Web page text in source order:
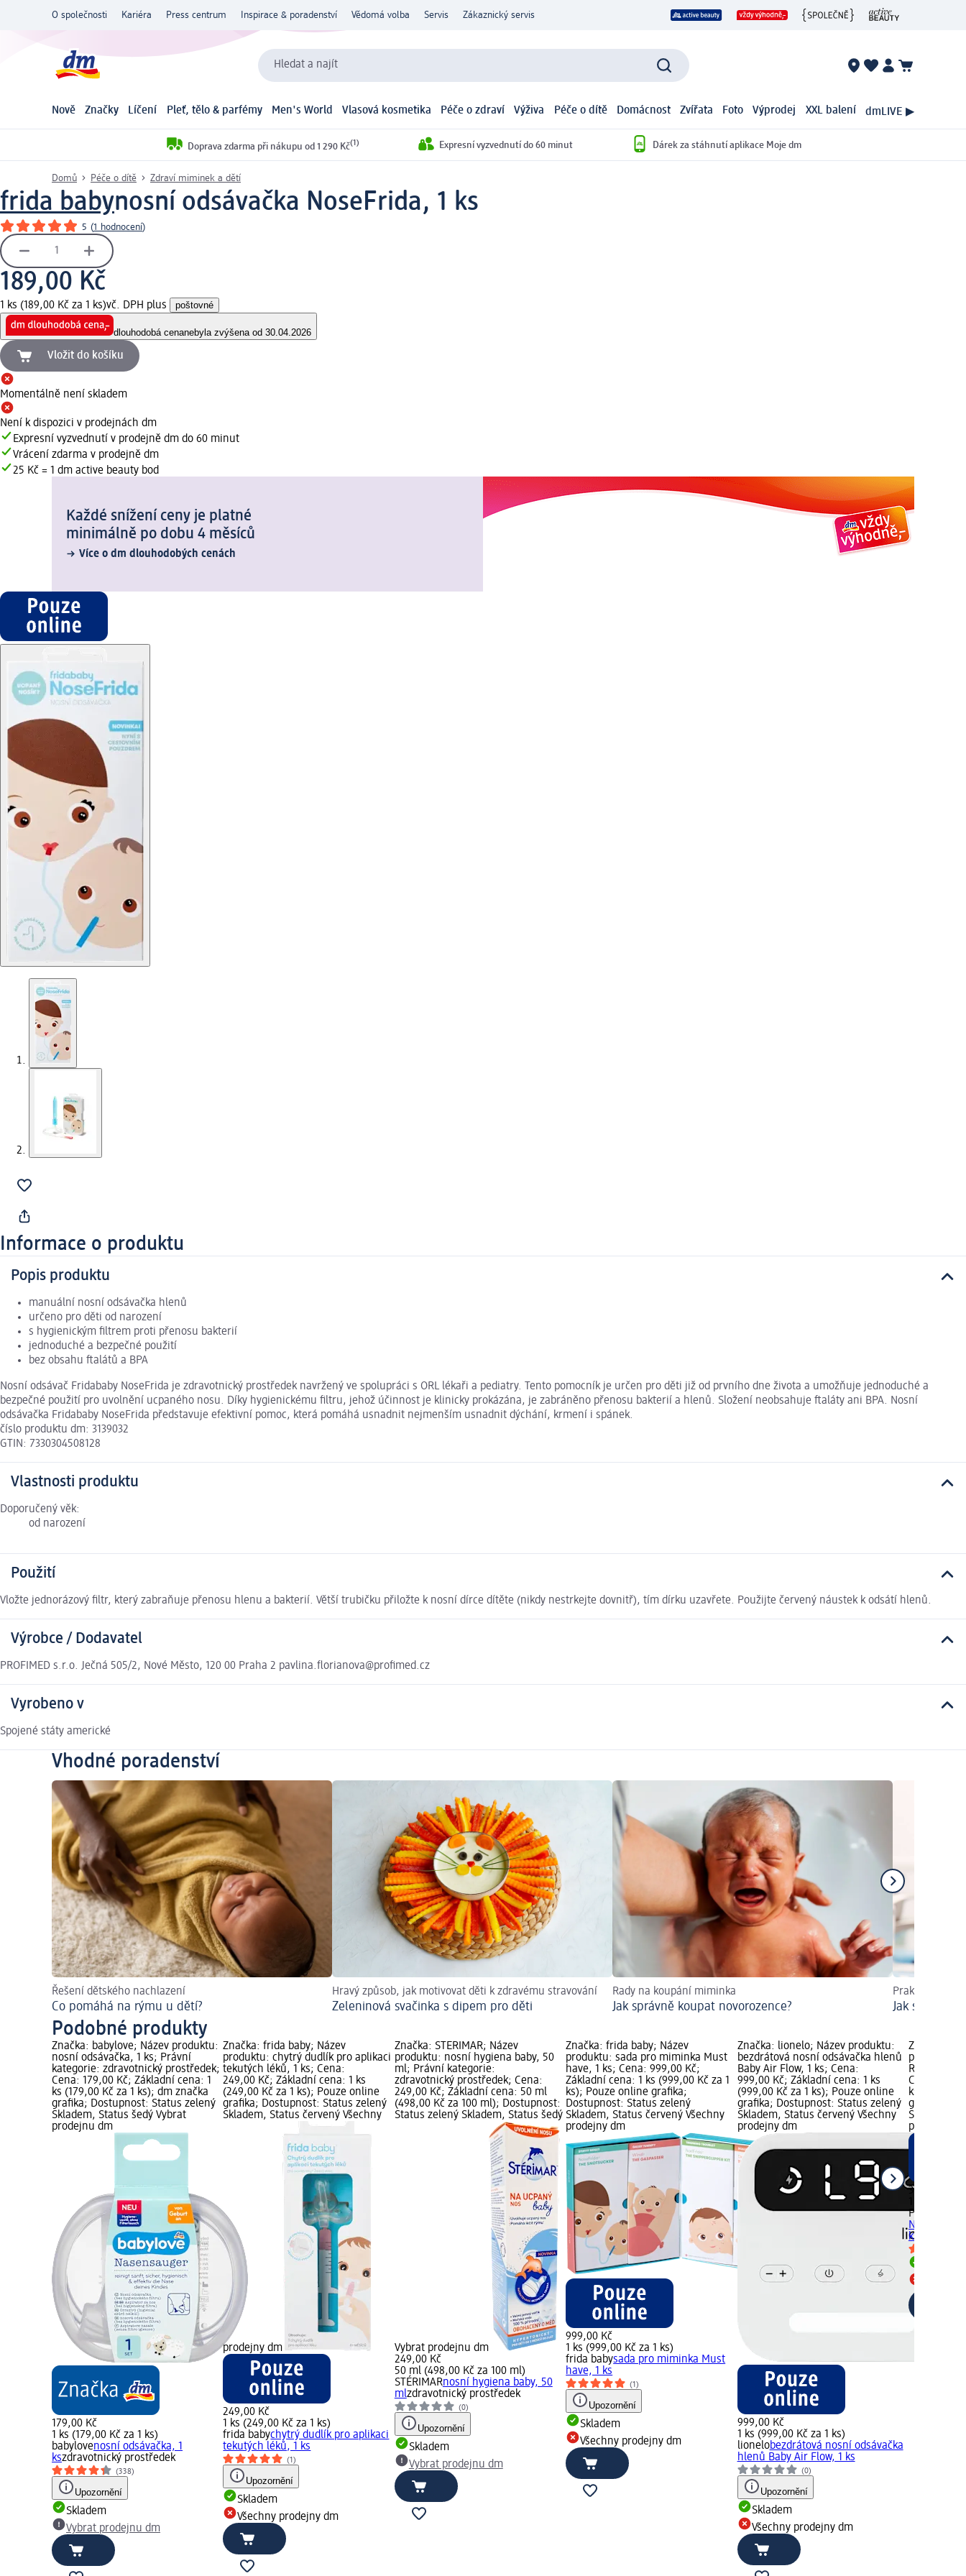
O společnosti Kariéra Press centrum Inspirace & poradenství Vědomá volba Servis Zákaznický servis
Hledat a najít
Nově Značky Líčení Pleť, tělo & parfémy Men's World Vlasová kosmetika Péče o zdraví Výživa Péče o dítě Domácnost Zvířata Foto Výprodej XXL balení dmLIVE ▶
Doprava zdarma při nákupu od 1 290 Kč(1) Expresní vyzvednutí do 60 minut Dárek za stáhnutí aplikace Moje dm
Domů Péče o dítě Zdraví miminek a dětí
frida babynosní odsávačka NoseFrida, 1 ks
5 (1 hodnocení)
189,00 Kč
1 ks (189,00 Kč za 1 ks)vč. DPH plus poštovné
dlouhodobá cenanebyla zvýšena od 30.04.2026
Vložit do košíku
Momentálně není skladem
Není k dispozici v prodejnách dm
Expresní vyzvednutí v prodejně dm do 60 minut
Vrácení zdarma v prodejně dm
25 Kč = 1 dm active beauty bod
Každé snížení ceny je platné
minimálně po dobu 4 měsíců
Více o dm dlouhodobých cenách
Informace o produktu
Popis produktu
manuální nosní odsávačka hlenů
určeno pro děti od narození
s hygienickým filtrem proti přenosu bakterií
jednoduché a bezpečné použití
bez obsahu ftalátů a BPA
Nosní odsávač Fridababy NoseFrida je zdravotnický prostředek navržený ve spolupráci s ORL lékaři a pediatry. Tento pomocník je určen pro děti již od prvního dne života a umožňuje jednoduché a
bezpečné použití pro uvolnění ucpaného nosu. Díky hygienickému filtru, jehož účinnost je klinicky prokázána, je zabráněno přenosu bakterií a hlenů. Složení neobsahuje ftaláty ani BPA. Nosní
odsávačka Fridababy NoseFrida představuje efektivní pomoc, která pomáhá usnadnit nejmenším usnadnit dýchání, krmení i spánek.
číslo produktu dm: 3139032
GTIN: 7330304508128
Vlastnosti produktu
Doporučený věk:
od narození
Použití
Vložte jednorázový filtr, který zabraňuje přenosu hlenu a bakterií. Větší trubičku přiložte k nosní dírce dítěte (nikdy nestrkejte dovnitř), tím dírku uzavřete. Použijte červený náustek k odsátí hlenů.
Výrobce / Dodavatel
PROFIMED s.r.o. Ječná 505/2, Nové Město, 120 00 Praha 2 pavlina.florianova@profimed.cz
Vyrobeno v
Spojené státy americké
Vhodné poradenství
Řešení dětského nachlazení
Co pomáhá na rýmu u dětí?
Hravý způsob, jak motivovat děti k zdravému stravování
Zeleninová svačinka s dipem pro děti
Rady na koupání miminka
Jak správně koupat novorozence?
Praktické
Jak správně
Podobné produkty
Značka: babylove; Název produktu:
nosní odsávačka, 1 ks; Právní
kategorie: zdravotnický prostředek;
Cena: 179,00 Kč; Základní cena: 1
ks (179,00 Kč za 1 ks); dm značka
grafika; Dostupnost: Status zelený
Skladem, Status šedý Vybrat
prodejnu dm
179,00 Kč
1 ks (179,00 Kč za 1 ks)
babylovenosní odsávačka, 1
kszdravotnický prostředek
(338)
Upozornění
Skladem
Vybrat prodejnu dm
Značka: frida baby; Název
produktu: chytrý dudlík pro aplikaci
tekutých léků, 1 ks; Cena:
249,00 Kč; Základní cena: 1 ks
(249,00 Kč za 1 ks); Pouze online
grafika; Dostupnost: Status zelený
Skladem, Status červený Všechny
prodejny dm
249,00 Kč
1 ks (249,00 Kč za 1 ks)
frida babychytrý dudlík pro aplikaci
tekutých léků, 1 ks
(1)
Upozornění
Skladem
Všechny prodejny dm
Značka: STÉRIMAR; Název
produktu: nosní hygiena baby, 50
ml; Právní kategorie:
zdravotnický prostředek; Cena:
249,00 Kč; Základní cena: 50 ml
(498,00 Kč za 100 ml); Dostupnost:
Status zelený Skladem, Status šedý
Vybrat prodejnu dm
249,00 Kč
50 ml (498,00 Kč za 100 ml)
STÉRIMARnosní hygiena baby, 50
mlzdravotnický prostředek
(0)
Upozornění
Skladem
Vybrat prodejnu dm
Značka: frida baby; Název
produktu: sada pro miminka Must
have, 1 ks; Cena: 999,00 Kč;
Základní cena: 1 ks (999,00 Kč za 1
ks); Pouze online grafika;
Dostupnost: Status zelený
Skladem, Status červený Všechny
prodejny dm
999,00 Kč
1 ks (999,00 Kč za 1 ks)
frida babysada pro miminka Must
have, 1 ks
(1)
Upozornění
Skladem
Všechny prodejny dm
Značka: lionelo; Název produktu:
bezdrátová nosní odsávačka hlenů
Baby Air Flow, 1 ks; Cena:
999,00 Kč; Základní cena: 1 ks
(999,00 Kč za 1 ks); Pouze online
grafika; Dostupnost: Status zelený
Skladem, Status červený Všechny
prodejny dm
999,00 Kč
1 ks (999,00 Kč za 1 ks)
lionelobezdrátová nosní odsávačka
hlenů Baby Air Flow, 1 ks
(0)
Upozornění
Skladem
Všechny prodejny dm
Značka:
produktu:
Response
Cena:
ks (309,00
grafika;
Skladem,
prodejny
309,00 Kč
PHILIPS
Natural
ks